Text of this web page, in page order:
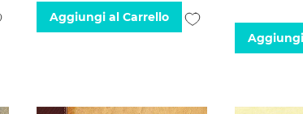
AggiungiAggiungi al Carrello
Aggiungi